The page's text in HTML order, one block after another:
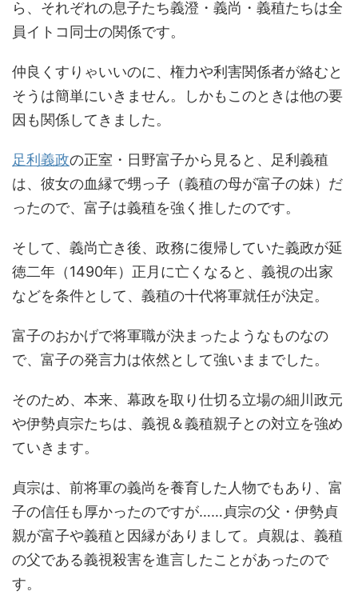
ら、それぞれの息子たち義澄・義尚・義稙たちは全
員イトコ同士の関係です。
仲良くすりゃいいのに、権力や利害関係者が絡むと
そうは簡単にいきません。しかもこのときは他の要
因も関係してきました。
足利義政の正室・日野富子から見ると、足利義稙
は、彼女の血縁で甥っ子（義稙の母が富子の妹）だ
ったので、富子は義稙を強く推したのです。
そして、義尚亡き後、政務に復帰していた義政が延
徳二年（1490年）正月に亡くなると、義視の出家
などを条件として、義稙の十代将軍就任が決定。
富子のおかげで将軍職が決まったようなものなの
で、富子の発言力は依然として強いままでした。
そのため、本来、幕政を取り仕切る立場の細川政元
や伊勢貞宗たちは、義視＆義稙親子との対立を強め
ていきます。
貞宗は、前将軍の義尚を養育した人物でもあり、富
子の信任も厚かったのですが……貞宗の父・伊勢貞
親が富子や義稙と因縁がありまして。貞親は、義稙
の父である義視殺害を進言したことがあったので
す。